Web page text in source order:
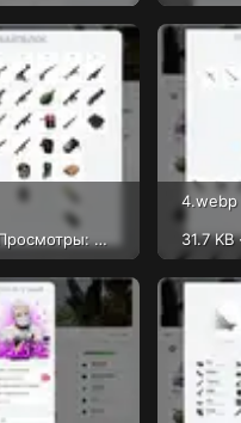
50.1 KB · Просмотры: 622
4.webp